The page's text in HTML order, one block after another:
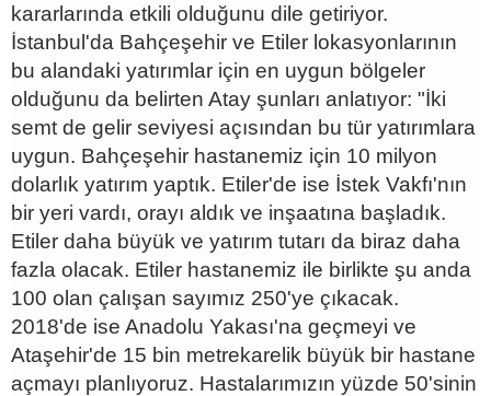
kararlarında etkili olduğunu dile getiriyor.
İstanbul'da Bahçeşehir ve Etiler lokasyonlarının
bu alandaki yatırımlar için en uygun bölgeler
olduğunu da belirten Atay şunları anlatıyor: "İki
semt de gelir seviyesi açısından bu tür yatırımlara
uygun. Bahçeşehir hastanemiz için 10 milyon
dolarlık yatırım yaptık. Etiler'de ise İstek Vakfı'nın
bir yeri vardı, orayı aldık ve inşaatına başladık.
Etiler daha büyük ve yatırım tutarı da biraz daha
fazla olacak. Etiler hastanemiz ile birlikte şu anda
100 olan çalışan sayımız 250'ye çıkacak.
2018'de ise Anadolu Yakası'na geçmeyi ve
Ataşehir'de 15 bin metrekarelik büyük bir hastane
açmayı planlıyoruz. Hastalarımızın yüzde 50'sinin